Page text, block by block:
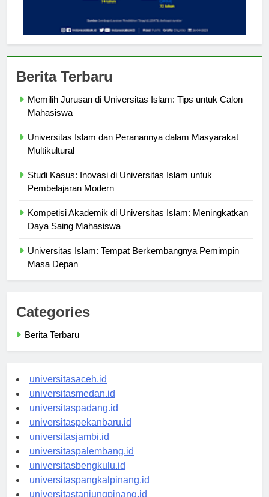
Memilih Jurusan di Universitas Islam: Tips untuk Calon
Universitas Islam dan Peranannya dalam Masyarakat
Studi Kasus: Inovasi di Universitas Islam untuk
Kompetisi Akademik di Universitas Islam: Meningkatkan
Universitas Islam: Tempat Berkembangnya Pemimpin
Categories
universitasaceh.id
universitasmedan.id
universitaspadang.id
universitaspekanbaru.id
universitasjambi.id
universitaspalembang.id
universitasbengkulu.id
universitaspangkalpinang.id